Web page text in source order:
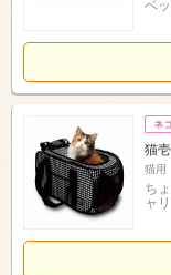
ベ
猫
猫用
ち
ャ